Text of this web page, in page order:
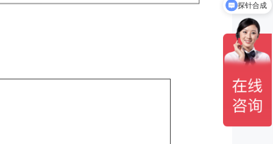
探针合成